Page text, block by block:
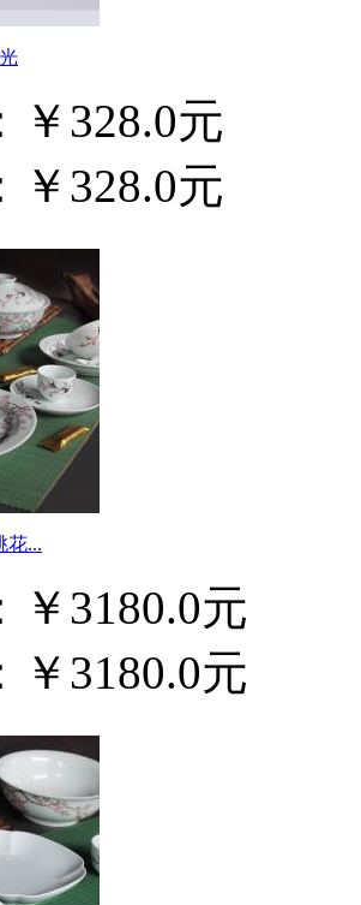
￥328.0元
￥328.0元
花...
￥3180.0元
￥3180.0元